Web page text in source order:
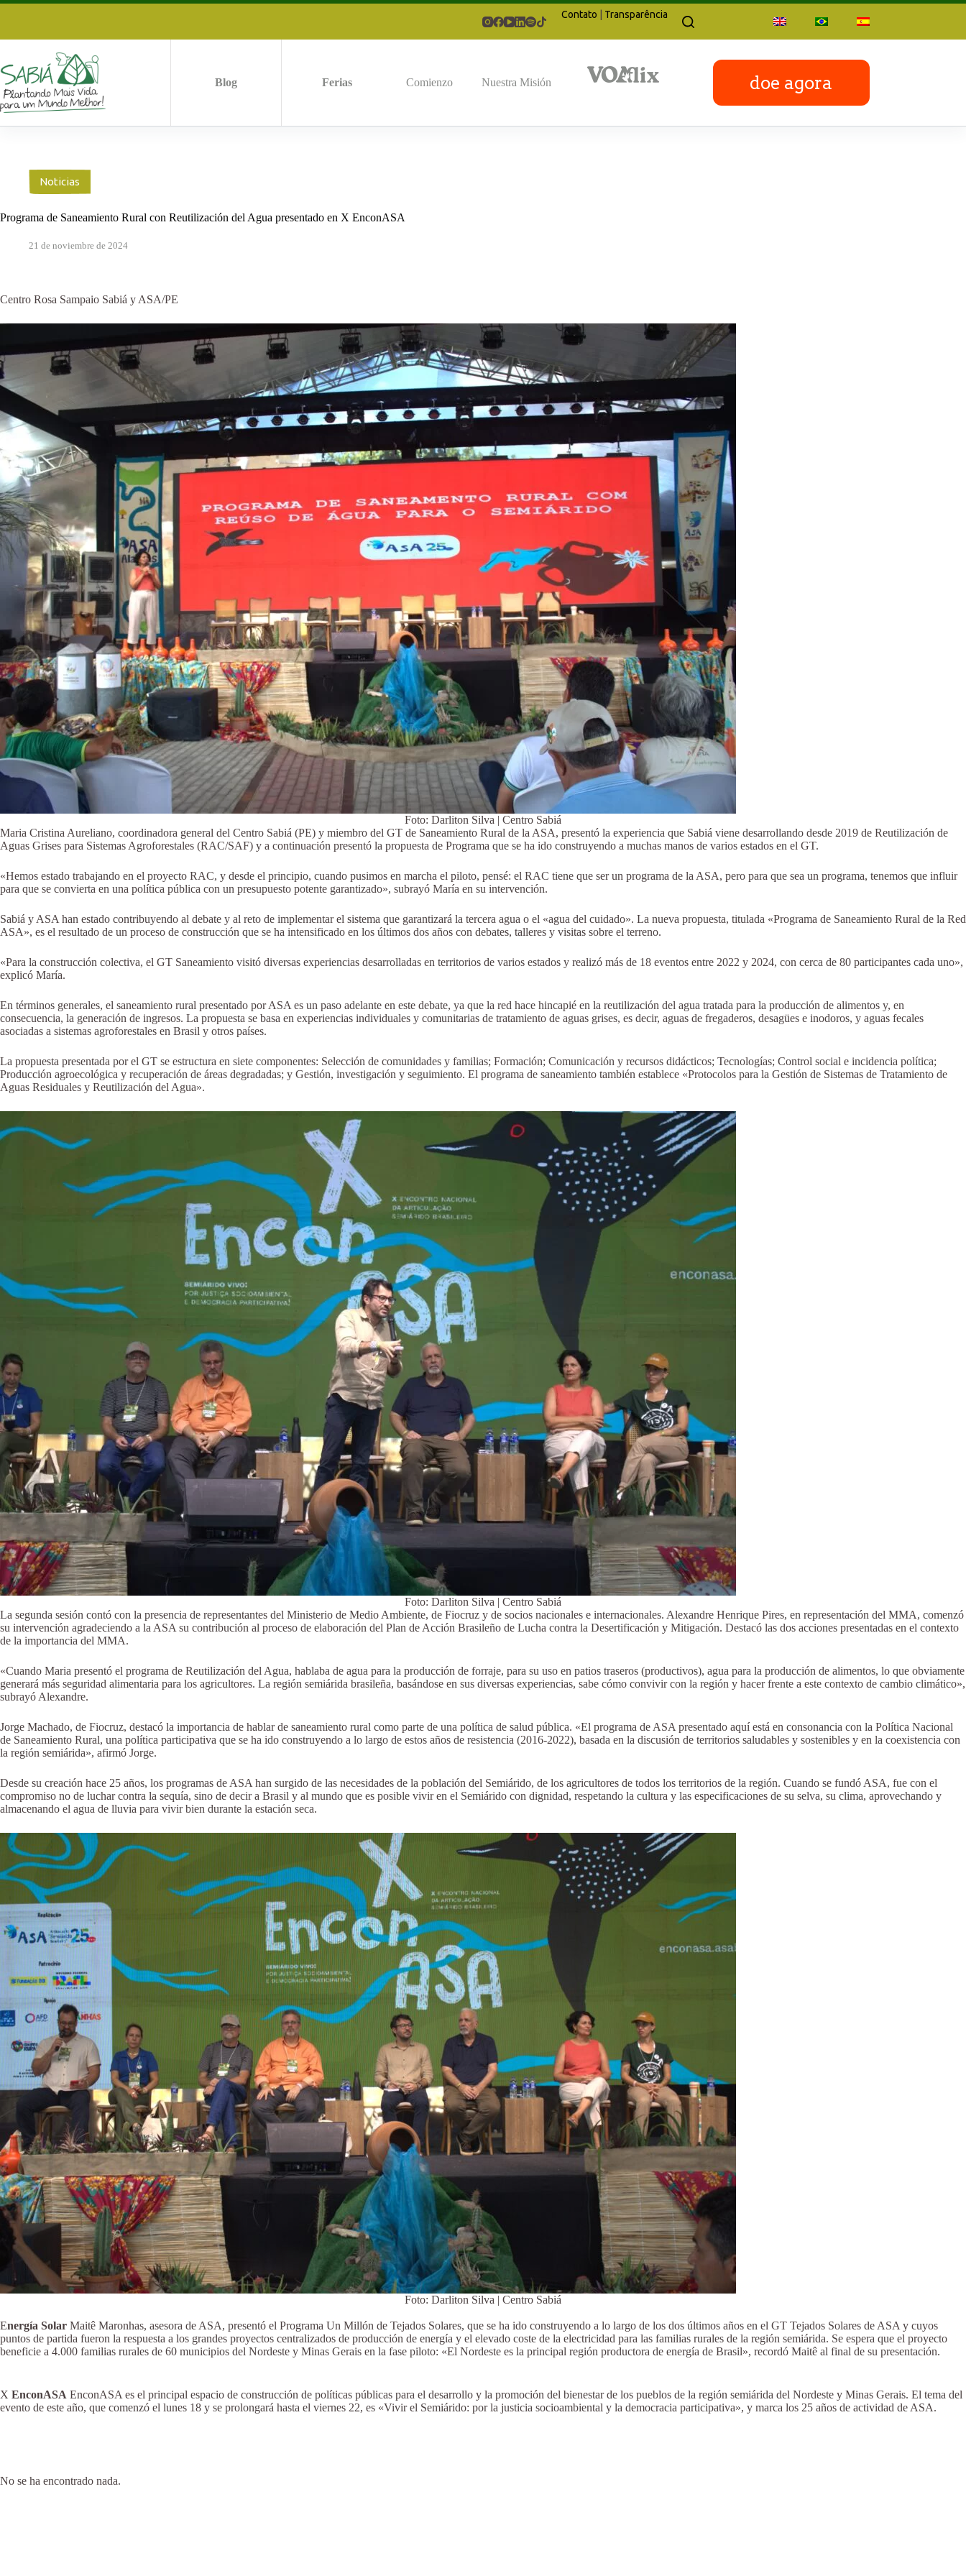
Saltar
Contato | Transparência
Blog Ferias Comienzo Nuestra Misión doe agora
Noticias
Programa de Saneamiento Rural con Reutilización del Agua presentado en X EnconASA
21 de noviembre de 2024
Centro Rosa Sampaio Sabiá y ASA/PE
Foto: Darliton Silva | Centro Sabiá
Maria Cristina Aureliano, coordinadora general del Centro Sabiá (PE) y miembro del GT de Saneamiento Rural de la ASA, presentó la experiencia que Sabiá viene desarrollando desde 2019 de Reutilización de
Aguas Grises para Sistemas Agroforestales (RAC/SAF) y a continuación presentó la propuesta de Programa que se ha ido construyendo a muchas manos de varios estados en el GT.
«Hemos estado trabajando en el proyecto RAC, y desde el principio, cuando pusimos en marcha el piloto, pensé: el RAC tiene que ser un programa de la ASA, pero para que sea un programa, tenemos que influir
para que se convierta en una política pública con un presupuesto potente garantizado», subrayó María en su intervención.
Sabiá y ASA han estado contribuyendo al debate y al reto de implementar el sistema que garantizará la tercera agua o el «agua del cuidado». La nueva propuesta, titulada «Programa de Saneamiento Rural de la Red
ASA», es el resultado de un proceso de construcción que se ha intensificado en los últimos dos años con debates, talleres y visitas sobre el terreno.
«Para la construcción colectiva, el GT Saneamiento visitó diversas experiencias desarrolladas en territorios de varios estados y realizó más de 18 eventos entre 2022 y 2024, con cerca de 80 participantes cada uno»,
explicó María.
En términos generales, el saneamiento rural presentado por ASA es un paso adelante en este debate, ya que la red hace hincapié en la reutilización del agua tratada para la producción de alimentos y, en
consecuencia, la generación de ingresos. La propuesta se basa en experiencias individuales y comunitarias de tratamiento de aguas grises, es decir, aguas de fregaderos, desagües e inodoros, y aguas fecales
asociadas a sistemas agroforestales en Brasil y otros países.
La propuesta presentada por el GT se estructura en siete componentes: Selección de comunidades y familias; Formación; Comunicación y recursos didácticos; Tecnologías; Control social e incidencia política;
Producción agroecológica y recuperación de áreas degradadas; y Gestión, investigación y seguimiento. El programa de saneamiento también establece «Protocolos para la Gestión de Sistemas de Tratamiento de
Aguas Residuales y Reutilización del Agua».
Foto: Darliton Silva | Centro Sabiá
La segunda sesión contó con la presencia de representantes del Ministerio de Medio Ambiente, de Fiocruz y de socios nacionales e internacionales. Alexandre Henrique Pires, en representación del MMA, comenzó
su intervención agradeciendo a la ASA su contribución al proceso de elaboración del Plan de Acción Brasileño de Lucha contra la Desertificación y Mitigación. Destacó las dos acciones presentadas en el contexto
de la importancia del MMA.
«Cuando Maria presentó el programa de Reutilización del Agua, hablaba de agua para la producción de forraje, para su uso en patios traseros (productivos), agua para la producción de alimentos, lo que obviamente
generará más seguridad alimentaria para los agricultores. La región semiárida brasileña, basándose en sus diversas experiencias, sabe cómo convivir con la región y hacer frente a este contexto de cambio climático»,
subrayó Alexandre.
Jorge Machado, de Fiocruz, destacó la importancia de hablar de saneamiento rural como parte de una política de salud pública. «El programa de ASA presentado aquí está en consonancia con la Política Nacional
de Saneamiento Rural, una política participativa que se ha ido construyendo a lo largo de estos años de resistencia (2016-2022), basada en la discusión de territorios saludables y sostenibles y en la coexistencia con
la región semiárida», afirmó Jorge.
Desde su creación hace 25 años, los programas de ASA han surgido de las necesidades de la población del Semiárido, de los agricultores de todos los territorios de la región. Cuando se fundó ASA, fue con el
compromiso no de luchar contra la sequía, sino de decir a Brasil y al mundo que es posible vivir en el Semiárido con dignidad, respetando la cultura y las especificaciones de su selva, su clima, aprovechando y
almacenando el agua de lluvia para vivir bien durante la estación seca.
Foto: Darliton Silva | Centro Sabiá
Energía Solar Maitê Maronhas, asesora de ASA, presentó el Programa Un Millón de Tejados Solares, que se ha ido construyendo a lo largo de los dos últimos años en el GT Tejados Solares de ASA y cuyos
puntos de partida fueron la respuesta a los grandes proyectos centralizados de producción de energía y el elevado coste de la electricidad para las familias rurales de la región semiárida. Se espera que el proyecto
beneficie a 4.000 familias rurales de 60 municipios del Nordeste y Minas Gerais en la fase piloto: «El Nordeste es la principal región productora de energía de Brasil», recordó Maitê al final de su presentación.
X EnconASA EnconASA es el principal espacio de construcción de políticas públicas para el desarrollo y la promoción del bienestar de los pueblos de la región semiárida del Nordeste y Minas Gerais. El tema del
evento de este año, que comenzó el lunes 18 y se prolongará hasta el viernes 22, es «Vivir el Semiárido: por la justicia socioambiental y la democracia participativa», y marca los 25 años de actividad de ASA.
No se ha encontrado nada.